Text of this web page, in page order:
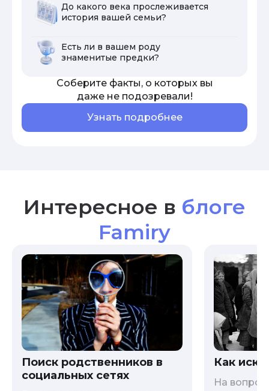
До какого века прослеживается
история вашей семьи?
Есть ли в вашем роду
знаменитые предки?
Соберите факты, о которых вы
даже не подозревали!
Узнать подробнее
Интересное в блоге
Famiry
Поиск родственников в
социальных сетях
Как
На вопрос